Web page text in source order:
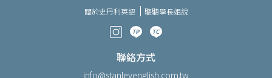
關於史丹利英語 聽聽學長姐說
聯絡方式
info@stanleyenglish.com.tw